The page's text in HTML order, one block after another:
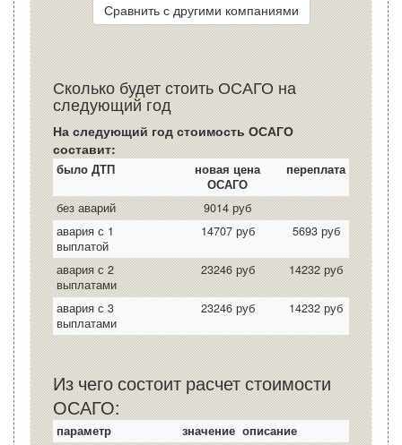
Сравнить с другими компаниями
Сколько будет стоить ОСАГО на
следующий год
На следующий год стоимость ОСАГО
составит:
было ДТП
новая цена
ОСАГО
переплата
без аварий
9014 руб
авария с 1
выплатой
14707 руб 5693 руб
авария с 2
выплатами
23246 руб 14232 руб
авария с 3
выплатами
23246 руб 14232 руб
Из чего состоит расчет стоимости
ОСАГО:
параметр значение описание